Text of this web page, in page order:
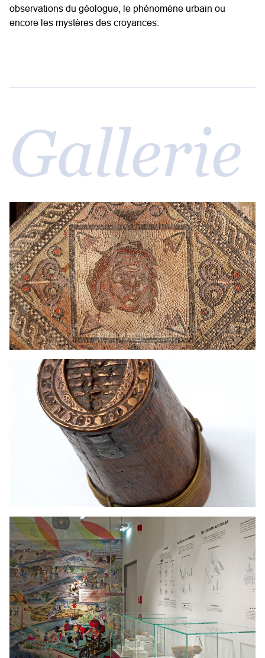
observations du géologue, le phénomène urbain ou
encore les mystères des croyances.
Gallerie